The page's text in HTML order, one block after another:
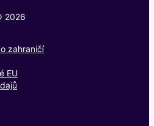
2026
zahraničí
EU